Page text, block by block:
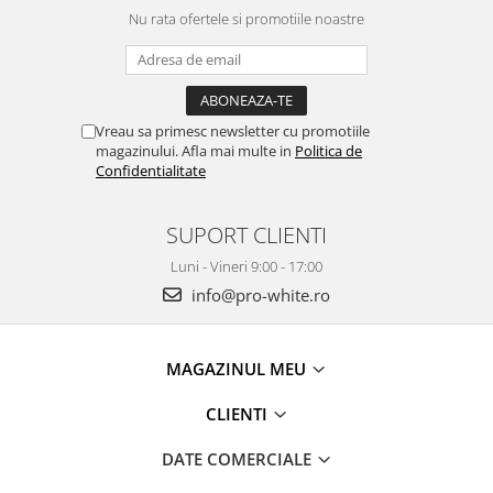
Nu rata ofertele si promotiile noastre
Vreau sa primesc newsletter cu promotiile
magazinului. Afla mai multe in Politica de
Confidentialitate
SUPORT CLIENTI
Luni - Vineri 9:00 - 17:00
info@pro-white.ro
MAGAZINUL MEU
CLIENTI
DATE COMERCIALE